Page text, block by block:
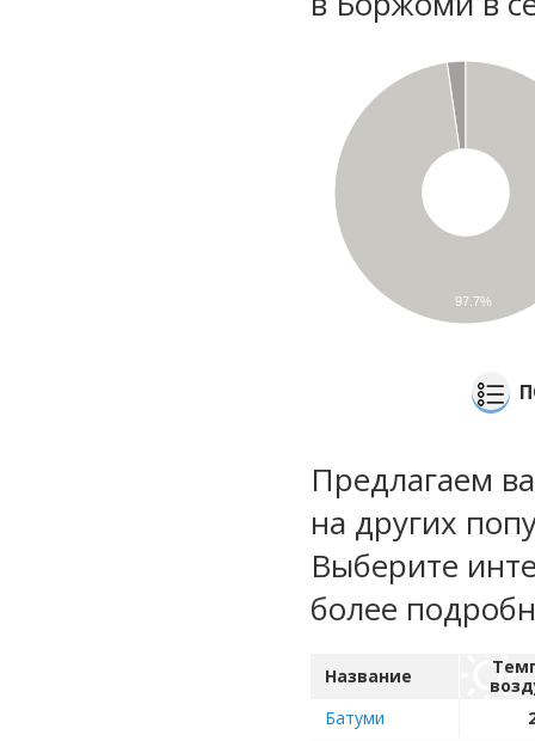
97.7%
Предлагаем
на других
Выберите
более
Название
Батуми